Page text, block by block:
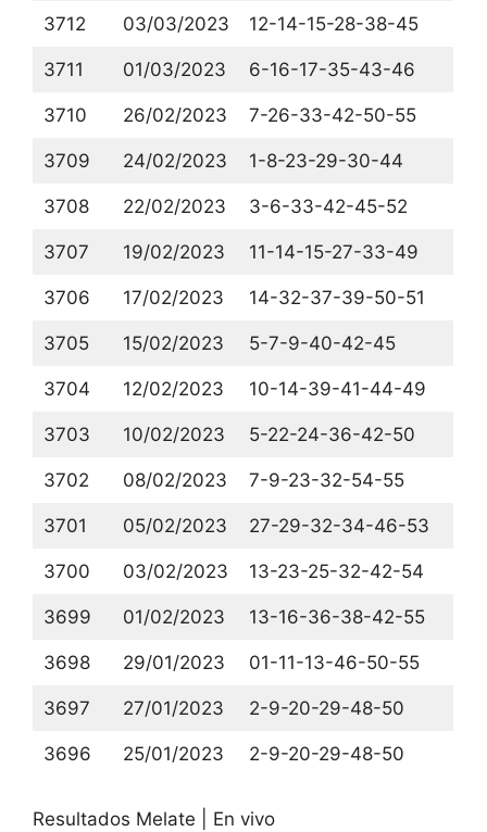
3712 03/03/2023 12-14-15-28-38-45
3711 01/03/2023 6-16-17-35-43-46
3710 26/02/2023 7-26-33-42-50-55
3709 24/02/2023 1-8-23-29-30-44
3708 22/02/2023 3-6-33-42-45-52
3707 19/02/2023 11-14-15-27-33-49
3706 17/02/2023 14-32-37-39-50-51
3705 15/02/2023 5-7-9-40-42-45
3704 12/02/2023 10-14-39-41-44-49
3703 10/02/2023 5-22-24-36-42-50
3702 08/02/2023 7-9-23-32-54-55
3701 05/02/2023 27-29-32-34-46-53
3700 03/02/2023 13-23-25-32-42-54
3699 01/02/2023 13-16-36-38-42-55
3698 29/01/2023 01-11-13-46-50-55
3697 27/01/2023 2-9-20-29-48-50
3696 25/01/2023 2-9-20-29-48-50
Resultados Melate | En vivo